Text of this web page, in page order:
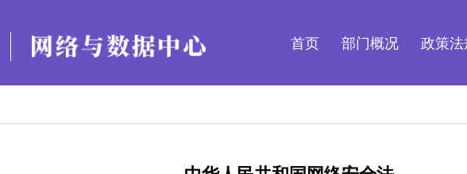
首页 部门概况 政策法